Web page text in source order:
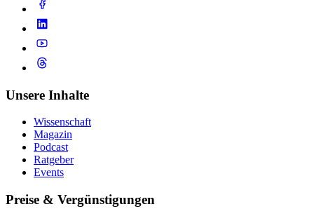
Unsere Inhalte
Wissenschaft
Magazin
Podcast
Ratgeber
Events
Preise & Vergünstigungen